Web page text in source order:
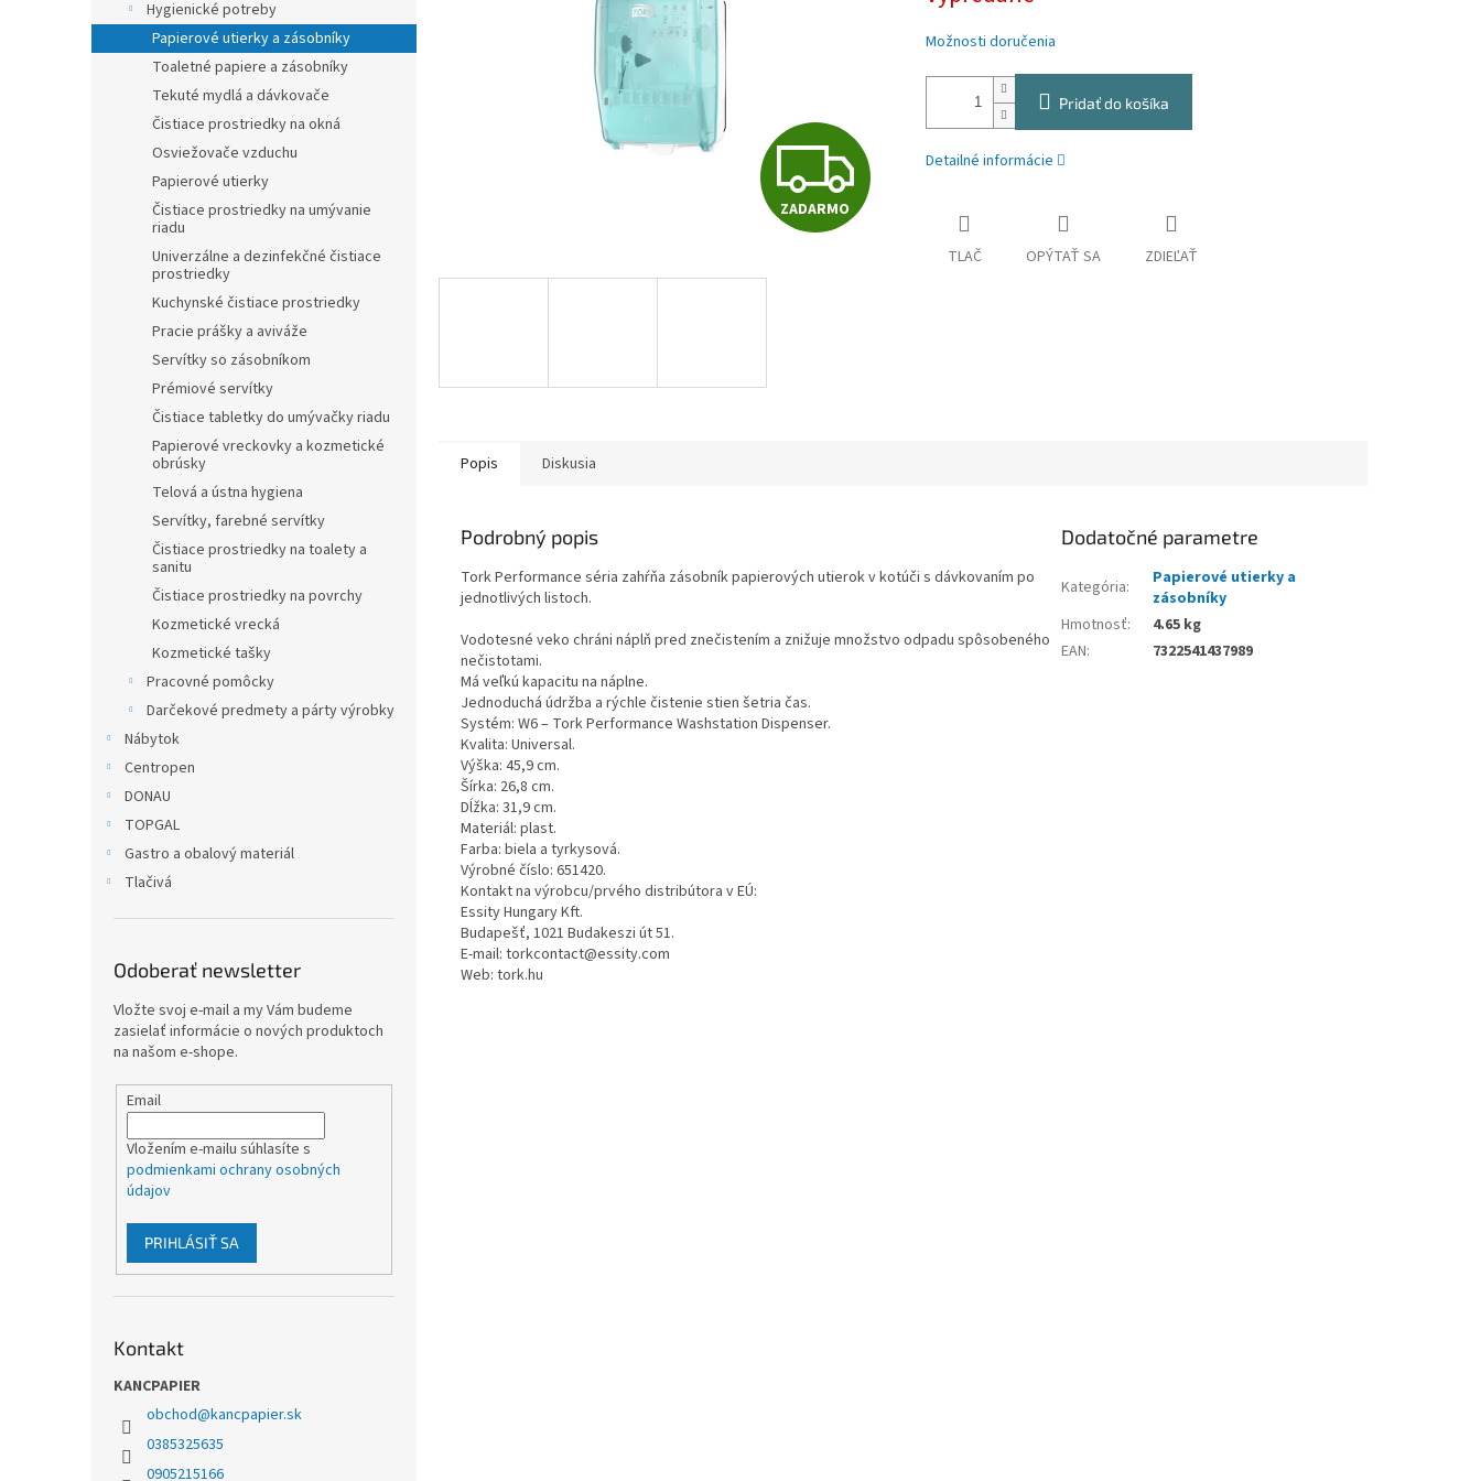
Hygienické potreby
Papierové utierky a zásobníky
Toaletné papiere a zásobníky
Tekuté mydlá a dávkovače
Čistiace prostriedky na okná
Osviežovače vzduchu
Papierové utierky
Čistiace prostriedky na umývanie
riadu
Univerzálne a dezinfekčné čistiace
prostriedky
Kuchynské čistiace prostriedky
Pracie prášky a aviváže
Servítky so zásobníkom
Prémiové servítky
Čistiace tabletky do umývačky riadu
Papierové vreckovky a kozmetické
obrúsky
Telová a ústna hygiena
Servítky, farebné servítky
Čistiace prostriedky na toalety a
sanitu
Čistiace prostriedky na povrchy
Kozmetické vrecká
Kozmetické tašky
Pracovné pomôcky
Darčekové predmety a párty výrobky
Nábytok
Centropen
DONAU
TOPGAL
Gastro a obalový materiál
Tlačivá
Odoberať newsletter
Vložte svoj e-mail a my Vám budeme
zasielať informácie o nových produktoch
na našom e-shope.
Email
Vložením e-mailu súhlasíte s
podmienkami ochrany osobných
údajov
PRIHLÁSIŤ SA
Kontakt
KANCPAPIER
obchod@kancpapier.sk
0385325635
0905215166
Z
A
M
O
ZADARMO
Možnosti doručenia
Pridať do košíka
Detailné informácie
TLAČ OPÝTAŤ SA ZDIEĽAŤ
Popis Diskusia
Podrobný popis
Tork Performance séria zahŕňa zásobník papierových utierok v kotúči s dávkovaním po
jednotlivých listoch.
Vodotesné veko chráni náplň pred znečistením a znižuje množstvo odpadu spôsobeného
nečistotami.
Má veľkú kapacitu na náplne.
Jednoduchá údržba a rýchle čistenie stien šetria čas.
Systém: W6 – Tork Performance Washstation Dispenser.
Kvalita: Universal.
Výška: 45,9 cm.
Šírka: 26,8 cm.
Dĺžka: 31,9 cm.
Materiál: plast.
Farba: biela a tyrkysová.
Výrobné číslo: 651420.
Kontakt na výrobcu/prvého distribútora v EÚ:
Essity Hungary Kft.
Budapešť, 1021 Budakeszi út 51.
E-mail: torkcontact@essity.com
Web: tork.hu
Dodatočné parametre
Kategória:
Papierové utierky a
zásobníky
Hmotnosť:
4.65 kg
EAN: 7322541437989